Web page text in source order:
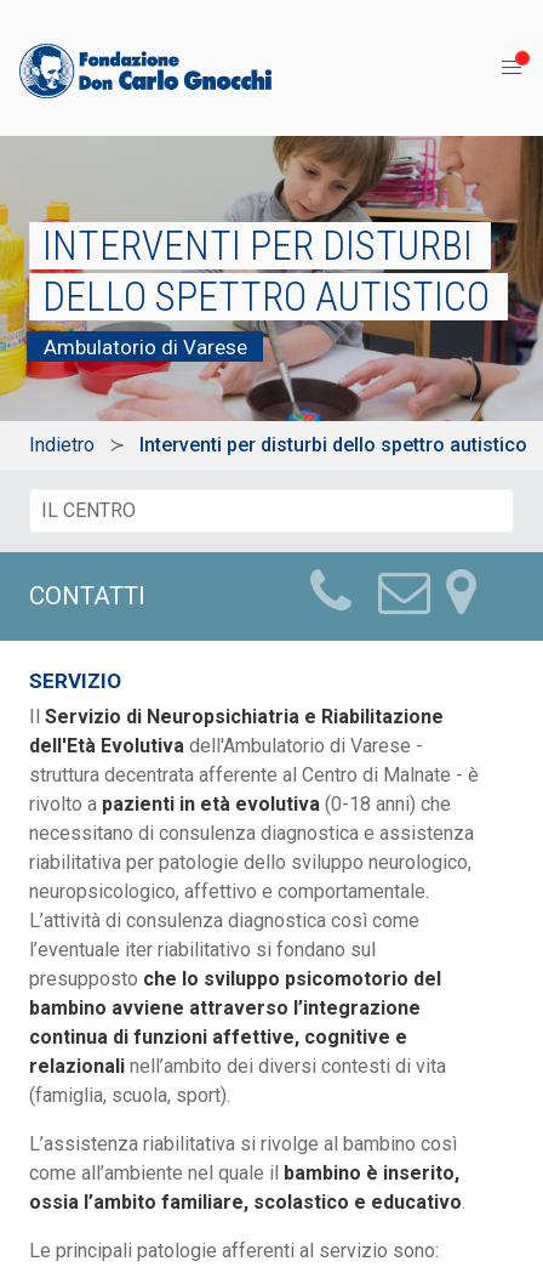
INTERVENTI PER DISTURBI
DELLO SPETTRO AUTISTICO
Ambulatorio di Varese
Indietro Interventi per disturbi dello spettro autistico
CONTATTI
SERVIZIO
Il Servizio di Neuropsichiatria e Riabilitazione
dell'Età Evolutiva dell'Ambulatorio di Varese -
struttura decentrata afferente al Centro di Malnate - è
rivolto a pazienti in età evolutiva (0-18 anni) che
necessitano di consulenza diagnostica e assistenza
riabilitativa per patologie dello sviluppo neurologico,
neuropsicologico, affettivo e comportamentale.
L’attività di consulenza diagnostica così come
l’eventuale iter riabilitativo si fondano sul
presupposto che lo sviluppo psicomotorio del
bambino avviene attraverso l’integrazione
continua di funzioni affettive, cognitive e
relazionali nell’ambito dei diversi contesti di vita
(famiglia, scuola, sport).
L’assistenza riabilitativa si rivolge al bambino così
come all’ambiente nel quale il bambino è inserito,
ossia l’ambito familiare, scolastico e educativo
Le principali patologie afferenti al servizio sono: